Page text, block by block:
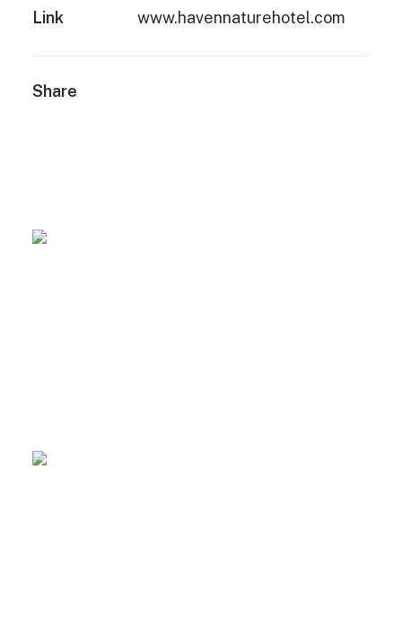
Link
www.havennaturehotel.com
Share